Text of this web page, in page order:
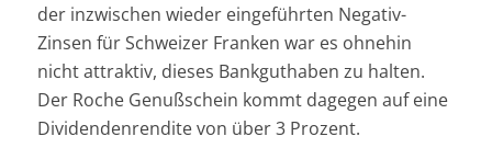
der inzwischen wieder eingeführten Negativ-
Zinsen für Schweizer Franken war es ohnehin
nicht attraktiv, dieses Bankguthaben zu halten.
Der Roche Genußschein kommt dagegen auf eine
Dividendenrendite von über 3 Prozent.